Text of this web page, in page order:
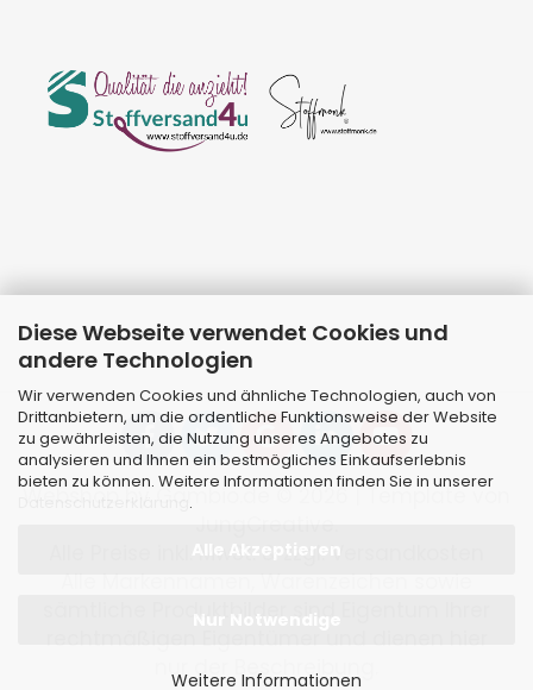
Diese Webseite verwendet Cookies und
andere Technologien
Wir verwenden Cookies und ähnliche Technologien, auch von
Drittanbietern, um die ordentliche Funktionsweise der Website
zu gewährleisten, die Nutzung unseres Angebotes zu
analysieren und Ihnen ein bestmögliches Einkaufserlebnis
bieten zu können. Weitere Informationen finden Sie in unserer
.
Alle Akzeptieren
Nur Notwendige
Weitere Informationen
Webshopby Gambio.de © 2026 | Template von
Alle Preise inkl. MwSt. & zzgl. Versandkosten
sämtliche Produktbilder sind Eigentum Ihrer
nur der Beschreibung.